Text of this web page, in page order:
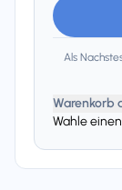
Als
Warenkorb
Wahle